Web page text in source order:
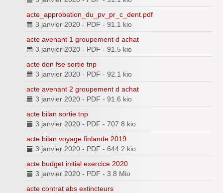
acte_approbation_du_pv_pr_c_dent.pdf
3 janvier 2020 - PDF - 91.1 kio
acte avenant 1 groupement d achat
3 janvier 2020 - PDF - 91.5 kio
acte don fse sortie tnp
3 janvier 2020 - PDF - 92.1 kio
acte avenant 2 groupement d achat
3 janvier 2020 - PDF - 91.6 kio
acte bilan sortie tnp
3 janvier 2020 - PDF - 707.8 kio
acte bilan voyage finlande 2019
3 janvier 2020 - PDF - 644.2 kio
acte budget initial exercice 2020
3 janvier 2020 - PDF - 3.8 Mio
acte contrat abs extincteurs